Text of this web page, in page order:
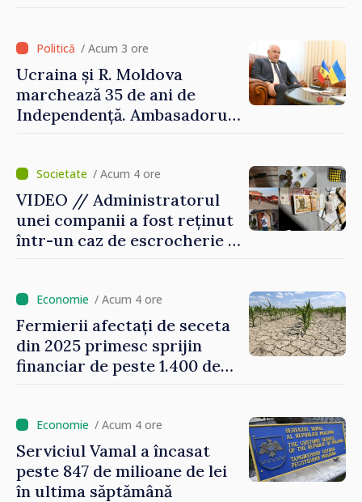
/ Acum 3 ore
Ucraina și R. Moldova
marchează 35 de ani de
Independență. Ambasadorul
suntem rezistenți și știm să
ne punctăm prioritățile
pentru viitor”
/ Acum 4 ore
VIDEO // Administratorul
unei companii a fost reținut
într-un caz de escrocherie și
domeniul agricol
/ Acum 4 ore
Fermierii afectați de seceta
din 2025 primesc sprijin
financiar de peste 1.400 de
/ Acum 4 ore
Serviciul Vamal a încasat
peste 847 de milioane de lei
în ultima săptămână